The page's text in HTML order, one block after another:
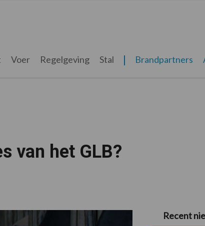
Voer Regelgeving Stal Brandpartners
van het GLB?
Primaire
Recent